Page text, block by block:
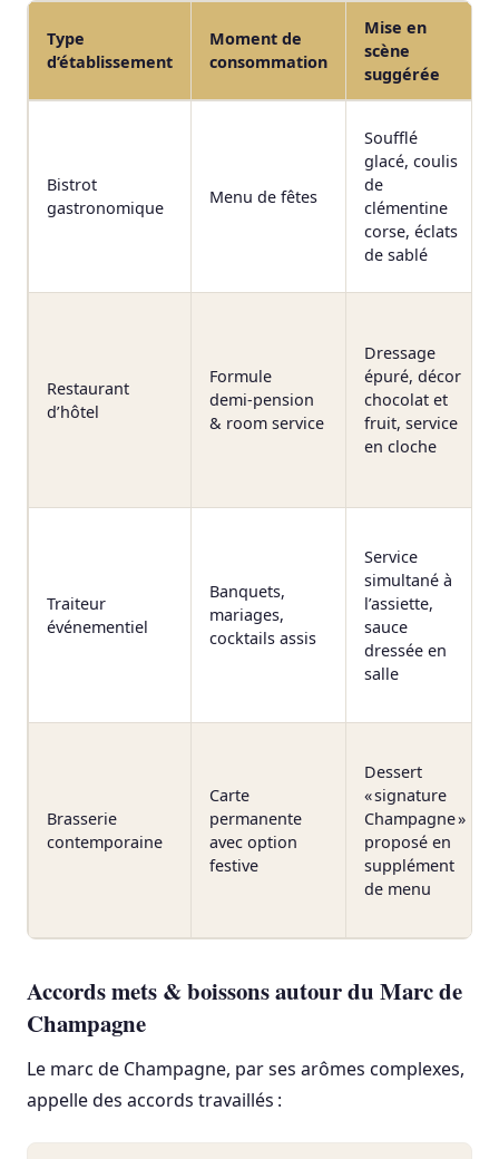
Type
d’établissement
Moment de
consommation
Mise en
scène
suggérée
Bistrot
gastronomique
Menu de fêtes
Soufflé
glacé, coulis
de
clémentine
corse, éclats
de sablé
Restaurant
d’hôtel
Formule
demi‑pension
& room service
Dressage
épuré, décor
chocolat et
fruit, service
en cloche
Traiteur
événementiel
Banquets,
mariages,
cocktails assis
Service
simultané à
l’assiette,
sauce
dressée en
salle
Brasserie
contemporaine
Carte
permanente
avec option
festive
Dessert
« signature
Champagne »
proposé en
supplément
de menu
Accords mets & boissons autour du Marc de
Champagne
Le marc de Champagne, par ses arômes complexes,
appelle des accords travaillés :